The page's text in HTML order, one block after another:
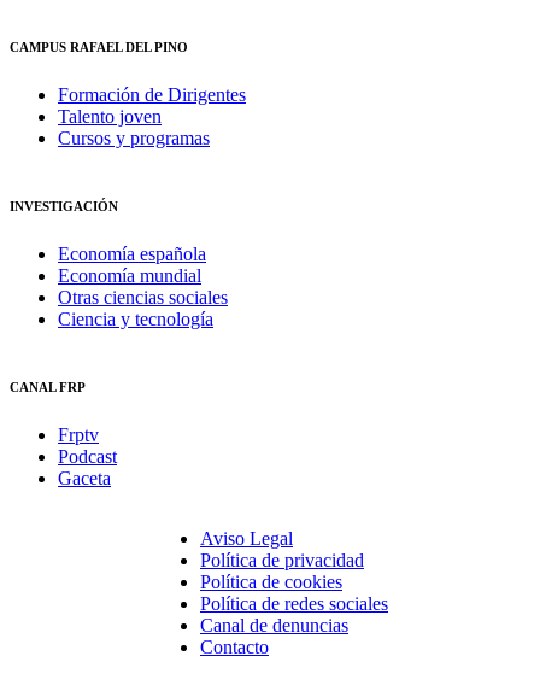
CAMPUS RAFAEL DEL PINO
Formación de Dirigentes
Talento joven
Cursos y programas
INVESTIGACIÓN
Economía española
Economía mundial
Otras ciencias sociales
Ciencia y tecnología
CANAL FRP
Frptv
Podcast
Gaceta
Aviso Legal
Política de privacidad
Política de cookies
Política de redes sociales
Canal de denuncias
Contacto